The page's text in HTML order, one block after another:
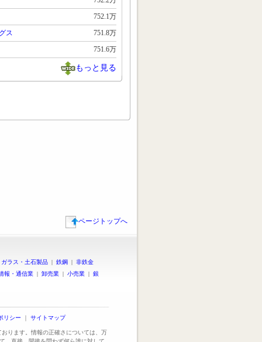
752.1万
ス
751.8万
751.6万
もっと見る
ページトップへ
ガラス・土石製品 | 鉄鋼 | 非鉄金
報・通信業 | 卸売業 | 小売業 | 銀
リシー ｜ サイトマップ
ります。情報の正確さについては、万